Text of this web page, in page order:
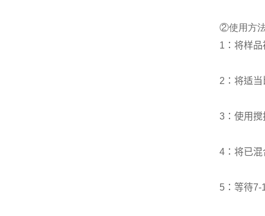
②使用方
1 ：将样
2 ：将适
3 ：使用
4 ：将已
5 ：等待7-